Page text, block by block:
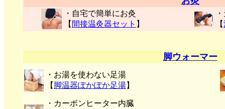
・自宅で簡単にお灸
【 間接温灸器セット 】
【
脚ウォーマー
・お湯を使わない足湯
【 脚温器ぽかぽか足湯】
・カーボンヒーター内臓